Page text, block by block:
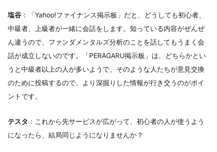
塩谷 ：「Yahoo!ファイナンス掲示板」だと、どうしても初心者、
中級者、上級者が一緒に会話をします。知っている内容がぜんぜ
ん違うので、ファンダメンタルズ分析のことを話してもうまく会
話が成立しないのです。「PERAGARU掲示板」は、どちらかとい
うと中級者以上の人が多いようで、そのような人たちが意見交換
のために投稿するので、より深掘りした情報が行き交うのがポイ
ントです。
テスタ ：これから先サービスが広がって、初心者の人が使うよう
になったら、結局同じようになりませんか？